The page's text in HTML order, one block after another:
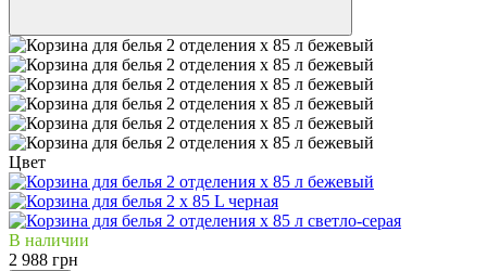
Цвет
В наличии
2 988 грн